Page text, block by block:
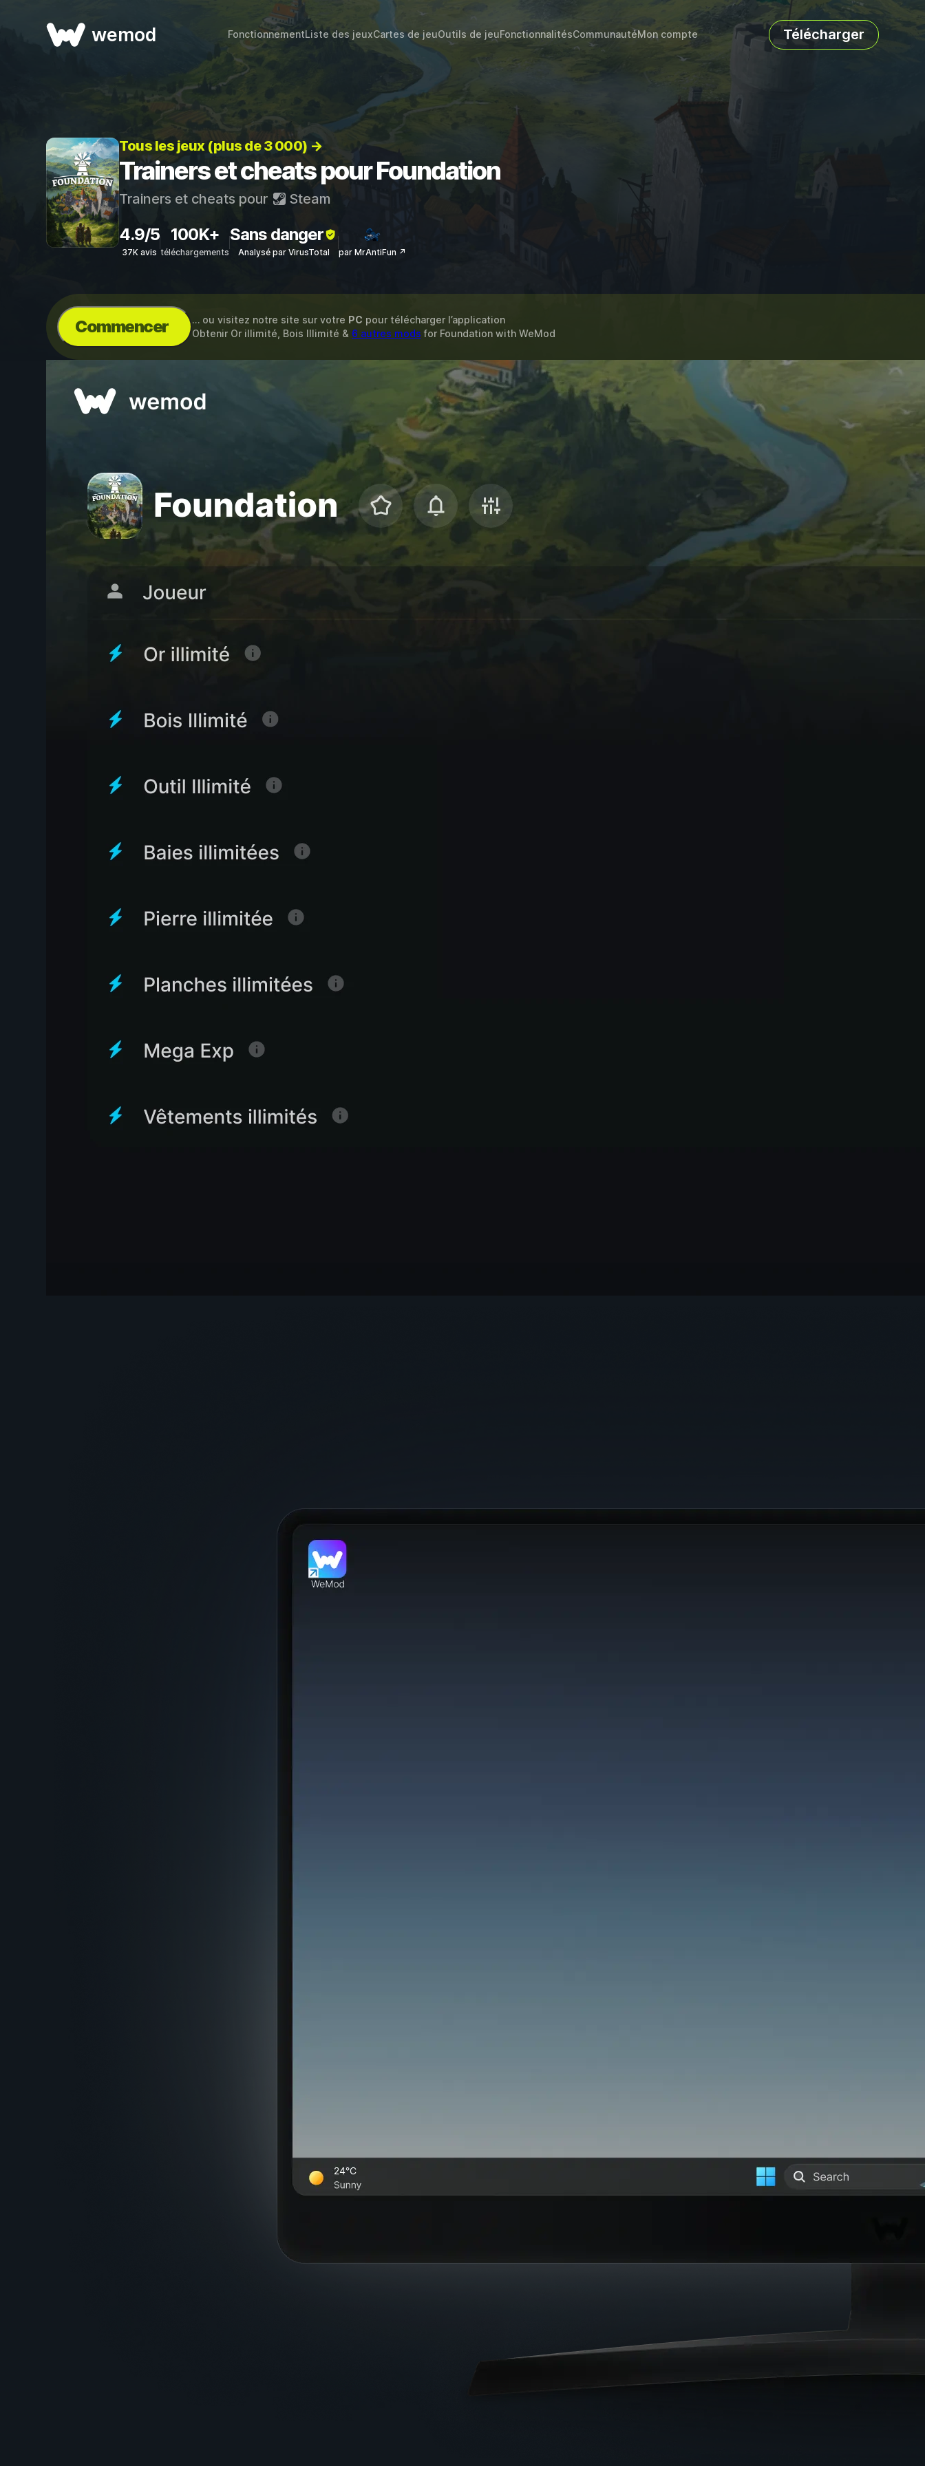
wemod FonctionnementListe des jeuxCartes de jeuOutils de jeuFonctionnalitésCommunautéMon compte Télécharger
Tous les jeux (plus de 3 000) →
Trainers et cheats pour Foundation
Trainers et cheats pour Steam
4.9/5
37K avis
100K+
téléchargements
Sans danger
Analysé par VirusTotal par MrAntiFun ↗
Commencer … ou visitez notre site sur votre PC pour télécharger l’application
Obtenir Or illimité, Bois Illimité & 6 autres mods for Foundationwith WeMod